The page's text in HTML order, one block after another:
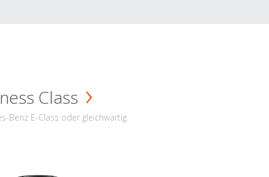
Class
Benz E-Class oder gleichwärtig